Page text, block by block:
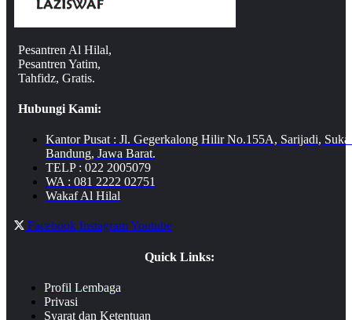
Pesantren Al Hilal,
Pesantren Yatim,
Tahfidz, Gratis.
Hubungi Kami:
Kantor Pusat : Jl. Gegerkalong Hilir No.155A, Sarijadi,
Bandung, Jawa Barat.
TELP : 022 2005079
WA : 081 2222 02751
Wakaf Al Hilal
Facebook InstagramYoutube
Quick Links:
Profil Lembaga
Privasi
Syarat dan Ketentuan